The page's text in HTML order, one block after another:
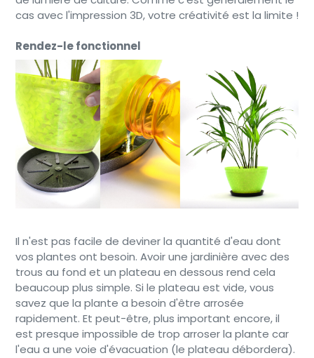
cas avec l'impression 3D, votre créativité est la limite !
Rendez-le fonctionnel
Il n'est pas facile de deviner la quantité d'eau dont
vos plantes ont besoin. Avoir une jardinière avec des
trous au fond et un plateau en dessous rend cela
beaucoup plus simple. Si le plateau est vide, vous
savez que la plante a besoin d'être arrosée
rapidement. Et peut-être, plus important encore, il
est presque impossible de trop arroser la plante car
l'eau a une voie d'évacuation (le plateau débordera).